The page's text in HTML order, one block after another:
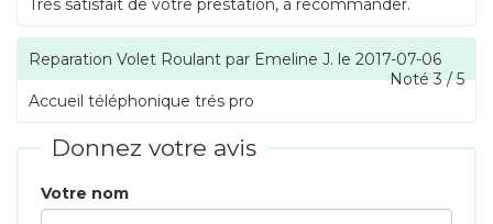
Très satisfait de votre prestation, à recommander.
Reparation Volet Roulant par Emeline J. le 2017-07-06
Noté3/5
Accueil téléphonique trés pro
Donnez votre avis
Votre nom